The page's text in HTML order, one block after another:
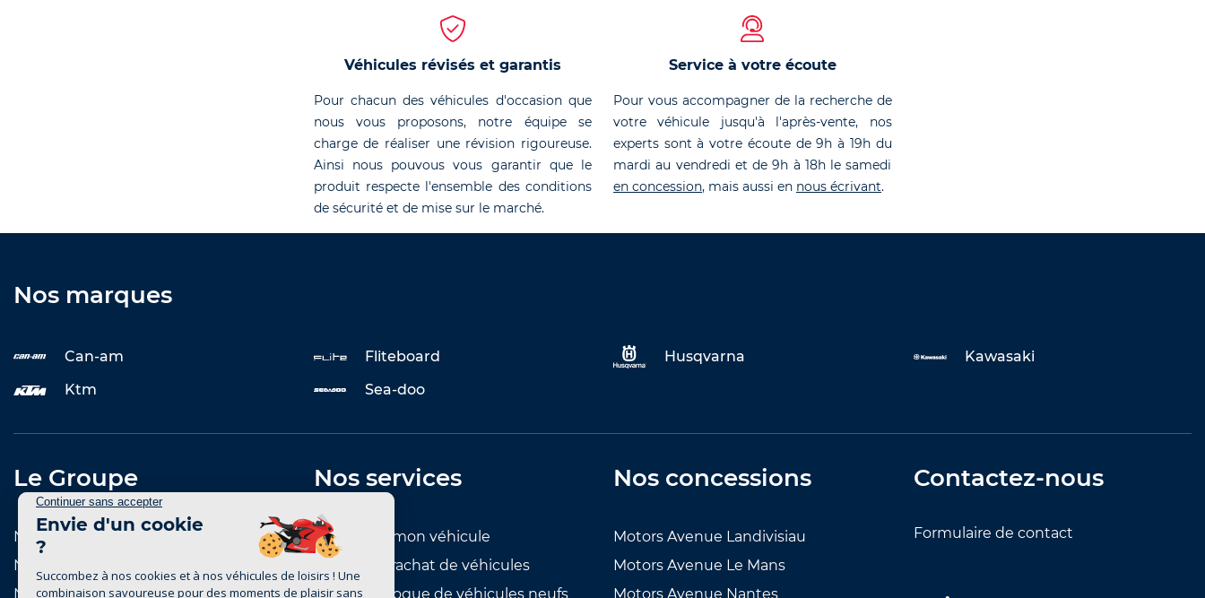
Véhicules révisés et garantis
Pour chacun des véhicules d'occasion que
nous vous proposons, notre équipe se
charge de réaliser une révision rigoureuse.
Ainsi nous pouvous vous garantir que le
produit respecte l'ensemble des conditions
de sécurité et de mise sur le marché.
Service à votre écoute
Pour vous accompagner de la recherche de
votre véhicule jusqu'à l'après-vente, nos
experts sont à votre écoute de 9h à 19h du
mardi au vendredi et de 9h à 18h le samedi
en concession, mais aussi en nous écrivant.
Nos marques
Can-am Fliteboard Husqvarna
Kawasaki
Ktm
Sea-doo
Le Groupe
Notre histoire
Notre réseau de concessions
Notre réseau de marques
Nos services
Entretenir mon véhicule
Reprise et rachat de véhicules
Notre catalogue de véhicules neufs
Nos concessions
Motors Avenue Landivisiau
Motors Avenue Le Mans
Motors Avenue Nantes
Contactez-nous
Formulaire de contact